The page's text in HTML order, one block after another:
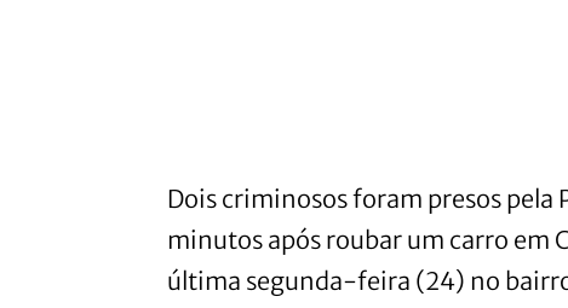
Dois criminosos foram presos pela
minutos após roubar um carro em
última segunda-feira (24) no